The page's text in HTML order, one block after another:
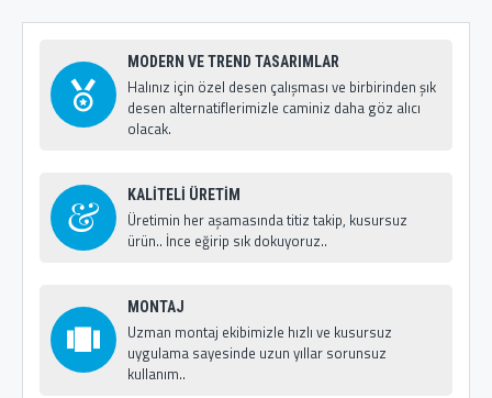
MODERN VE TREND TASARIMLAR
Halınız için özel desen çalışması ve birbirinden şık
desen alternatiflerimizle caminiz daha göz alıcı
olacak.
KALİTELİ ÜRETİM
Üretimin her aşamasında titiz takip, kusursuz
ürün.. İnce eğirip sık dokuyoruz..
MONTAJ
Uzman montaj ekibimizle hızlı ve kusursuz
uygulama sayesinde uzun yıllar sorunsuz
kullanım..